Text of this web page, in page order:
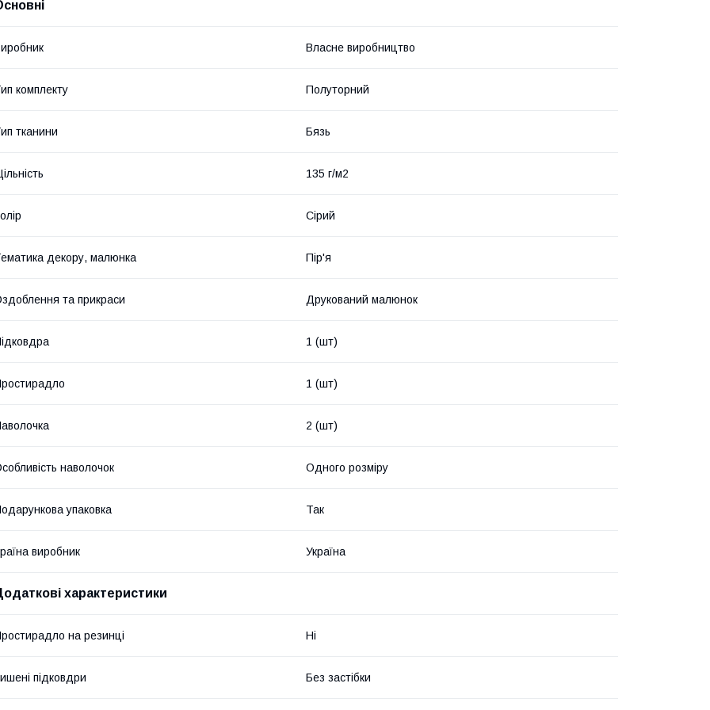
Власне виробництво
комплекту Полуторний
тканини Бязь
135 г/м2
Сірий
декору, малюнка Пір'я
та прикраси Друкований малюнок
1 (шт)
1 (шт)
2 (шт)
наволочок Одного розміру
упаковка Так
виробник Україна
характеристики
на резинці Ні
підковдри Без застібки